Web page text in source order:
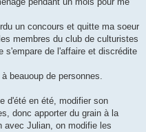
un concours et quitte ma soeur
membres du club de culturistes
s'empare de l'affaire et discrédite
beauoup de personnes.
d'été en été, modifier son
donc apporter du grain à la
avec Julian, on modifie les